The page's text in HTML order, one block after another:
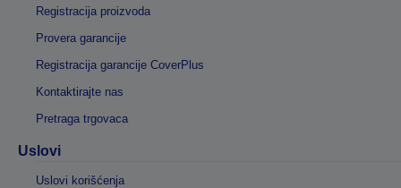
Registracija proizvoda
Provera garancije
Registracija garancije CoverPlus
Kontaktirajte nas
Pretraga trgovaca
Uslovi
Uslovi korišćenja